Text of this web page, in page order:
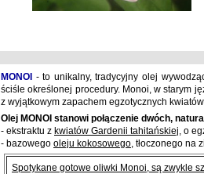
MONOI - to unikalny, tradycyjny olej
ściśle określonej procedury. Monoi, w starym
z wyjątkowym zapachem egzotycznych
Olej MONOI stanowi połączenie dwóch,
- ekstraktu z kwiatów Gardenii tahitańskiej, o
- bazowego oleju kokosowego, tłoczonego na
Spotykane gotowe oliwki Monoi, są zwykle